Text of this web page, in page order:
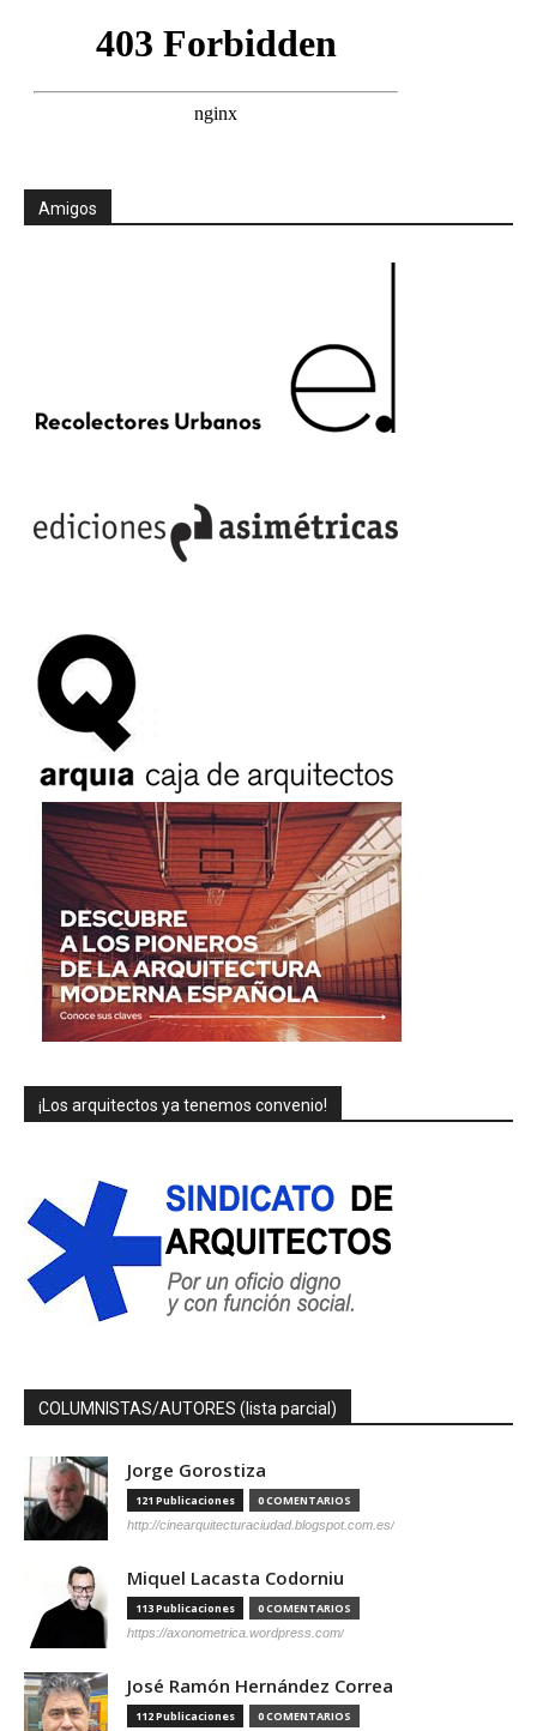
Amigos
¡Los arquitectos ya tenemos convenio!
COLUMNISTAS/AUTORES (lista parcial)
Jorge Gorostiza
121 Publicaciones 0 COMENTARIOS
http://cinearquitecturaciudad.blogspot.com.es/
Miquel Lacasta Codorniu
113 Publicaciones 0 COMENTARIOS
https://axonometrica.wordpress.com/
José Ramón Hernández Correa
112 Publicaciones 0 COMENTARIOS